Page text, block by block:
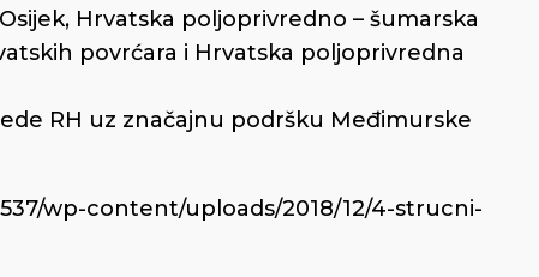
Hrvatska poljoprivredno – šumarska
povrćara i Hrvatska poljoprivredna
RH uz značajnu podršku Međimurske
wp-content/uploads/2018/12/4-strucni-